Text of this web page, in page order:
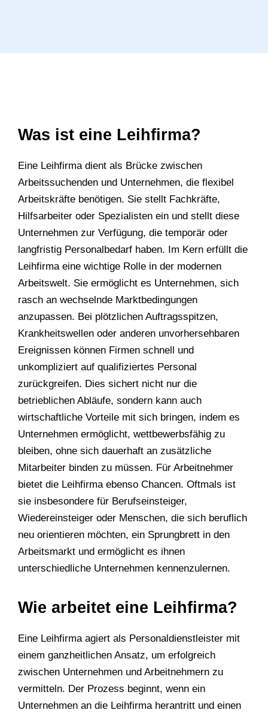
Was ist eine Leihfirma?
Eine Leihfirma dient als Brücke zwischen
Arbeitssuchenden und Unternehmen, die flexibel
Arbeitskräfte benötigen. Sie stellt Fachkräfte,
Hilfsarbeiter oder Spezialisten ein und stellt diese
Unternehmen zur Verfügung, die temporär oder
langfristig Personalbedarf haben. Im Kern erfüllt die
Leihfirma eine wichtige Rolle in der modernen
Arbeitswelt. Sie ermöglicht es Unternehmen, sich
rasch an wechselnde Marktbedingungen
anzupassen. Bei plötzlichen Auftragsspitzen,
Krankheitswellen oder anderen unvorhersehbaren
Ereignissen können Firmen schnell und
unkompliziert auf qualifiziertes Personal
zurückgreifen. Dies sichert nicht nur die
betrieblichen Abläufe, sondern kann auch
wirtschaftliche Vorteile mit sich bringen, indem es
Unternehmen ermöglicht, wettbewerbsfähig zu
bleiben, ohne sich dauerhaft an zusätzliche
Mitarbeiter binden zu müssen. Für Arbeitnehmer
bietet die Leihfirma ebenso Chancen. Oftmals ist
sie insbesondere für Berufseinsteiger,
Wiedereinsteiger oder Menschen, die sich beruflich
neu orientieren möchten, ein Sprungbrett in den
Arbeitsmarkt und ermöglicht es ihnen
unterschiedliche Unternehmen kennenzulernen.
Wie arbeitet eine Leihfirma?
Eine Leihfirma agiert als Personaldienstleister mit
einem ganzheitlichen Ansatz, um erfolgreich
zwischen Unternehmen und Arbeitnehmern zu
vermitteln. Der Prozess beginnt, wenn ein
Unternehmen an die Leihfirma herantritt und einen